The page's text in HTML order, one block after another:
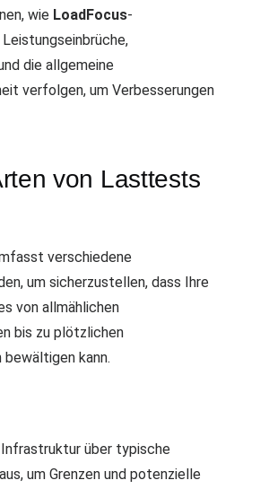
wie LoadFocus-
die allgemeine
verfolgen, um Verbesserungen
von Lasttests
verschiedene
um sicherzustellen, dass Ihre
von allmählichen
bis zu plötzlichen
kann.
Infrastruktur über typische
um Grenzen und potenzielle